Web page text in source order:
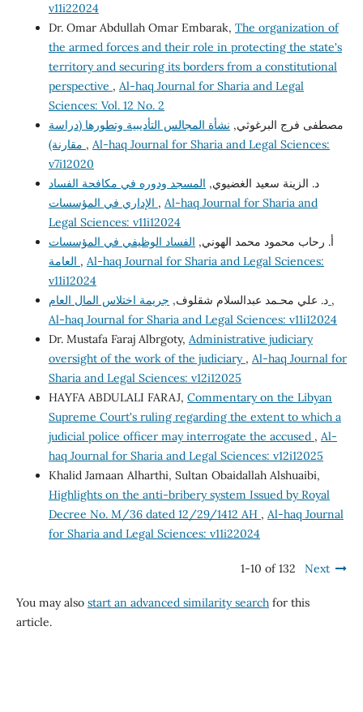
v11i22024
Dr. Omar Abdullah Omar Embarak, The organization of
the armed forces and their role in protecting the state's
territory and securing its borders from a constitutional
perspective , Al-haq Journal for Sharia and Legal
Sciences: Vol. 12 No. 2
مصطفى فرج البرغوثي, نشأة المجالس التأديبية وتطورها (دراسة
, Al-haq Journal for Sharia and Legal Sciences:
v7i12020
د. الزينة سعيد الغضيوي, المسجد ودوره في مكافحة الفساد
, Al-haq Journal for Sharia and
Legal Sciences: v11i12024
أ. رحاب محمود محمد الهوني, الفساد الوظيفي في المؤسسات
, Al-haq Journal for Sharia and Legal Sciences:
v11i12024
د. علي محـمد عبدالسلام شقلوف,جريمة اختلاس المال العام ,
Al-haq Journal for Sharia and Legal Sciences: v11i12024
Dr. Mustafa Faraj Albrgoty, Administrative judiciary
oversight of the work of the judiciary , Al-haq Journal for
Sharia and Legal Sciences: v12i12025
HAYFA ABDULALI FARAJ, Commentary on the Libyan
Supreme Court's ruling regarding the extent to which a
judicial police officer may interrogate the accused , Al-
haq Journal for Sharia and Legal Sciences: v12i12025
Khalid Jamaan Alharthi, Sultan Obaidallah Alshuaibi,
Highlights on the anti-bribery system Issued by Royal
Decree No. M/36 dated 12/29/1412 AH , Al-haq Journal
for Sharia and Legal Sciences: v11i22024
1-10 of 132 Next
You may also start an advanced similarity searchfor this
article.